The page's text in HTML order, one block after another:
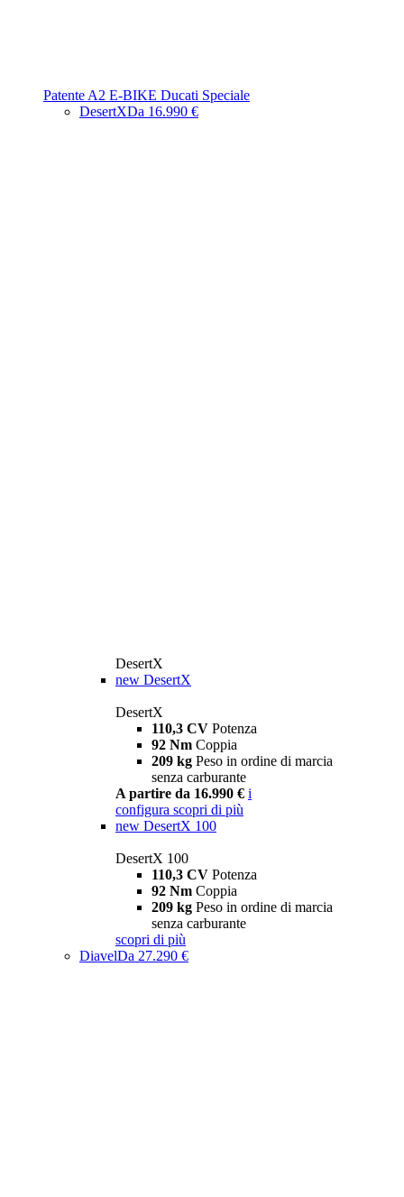
Patente A2 E-BIKE Ducati Speciale
DesertXDa 16.990 €
DesertX
new DesertX
DesertX
110,3 CV Potenza
92 Nm Coppia
209 kg Peso in ordine di marcia
senza carburante
A partire da 16.990 € i
configura scopri di più
new DesertX 100
DesertX 100
110,3 CV Potenza
92 Nm Coppia
209 kg Peso in ordine di marcia
senza carburante
scopri di più
DiavelDa 27.290 €